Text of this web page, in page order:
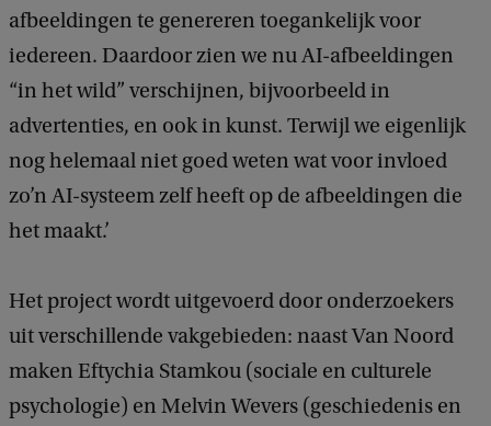
afbeeldingen te genereren toegankelijk voor
iedereen. Daardoor zien we nu AI-afbeeldingen
“in het wild” verschijnen, bijvoorbeeld in
advertenties, en ook in kunst. Terwijl we eigenlijk
nog helemaal niet goed weten wat voor invloed
zo’n AI-systeem zelf heeft op de afbeeldingen die
het maakt.’
Het project wordt uitgevoerd door onderzoekers
uit verschillende vakgebieden: naast Van Noord
maken Eftychia Stamkou (sociale en culturele
psychologie) en Melvin Wevers (geschiedenis en